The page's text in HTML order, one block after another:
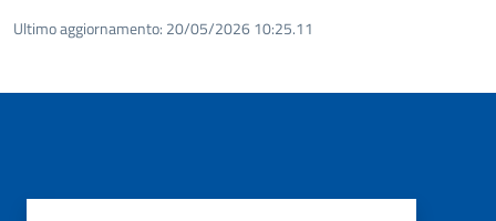
Ultimo aggiornamento: 20/05/2026 10:25.11